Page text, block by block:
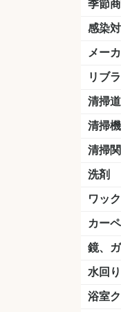
季節
感染
おう
除菌
うが
マスク
手洗
手指
手袋
メー
クオ
ニイ
シー
リン
ペン
横浜
ミッ
ユシ
コニシ
つや
ダイ
スリ
山崎
テラ
セイワ
エト
ラバ
ジャ
日本
ケル
マキタ
ショ
花王
サラヤ
アル
コス
ミヤキ
紺商
信徳
リブ
LLオ
LL油
LLワ
LL-21
マーベ
清掃
ほうき
ちり
モッ
モップ
ハー
テラ
その他
清掃
掃除機
高圧
吸水機
カー
送風機
ポリ
ポリ
掃除
その他
清掃
ダスト
台車
移動式
脚立
モップ
サイン
光沢計
カー
洗剤
床用
ハク
厨房用
工場用
石材用
サビ用
木材用
タイ
外壁用
壁面用
手あ
病院用
除菌用
ワッ
樹脂
半樹
フロ
病院
中性
石材用
木床用
その他
カー
洗剤
ブラシ
パット
その他
鏡、
ガラ
シャ
ガラ
ケレン
ツー
洗剤
天井
水回
洗剤
尿石
水ア
排水
消臭
道具
浴室